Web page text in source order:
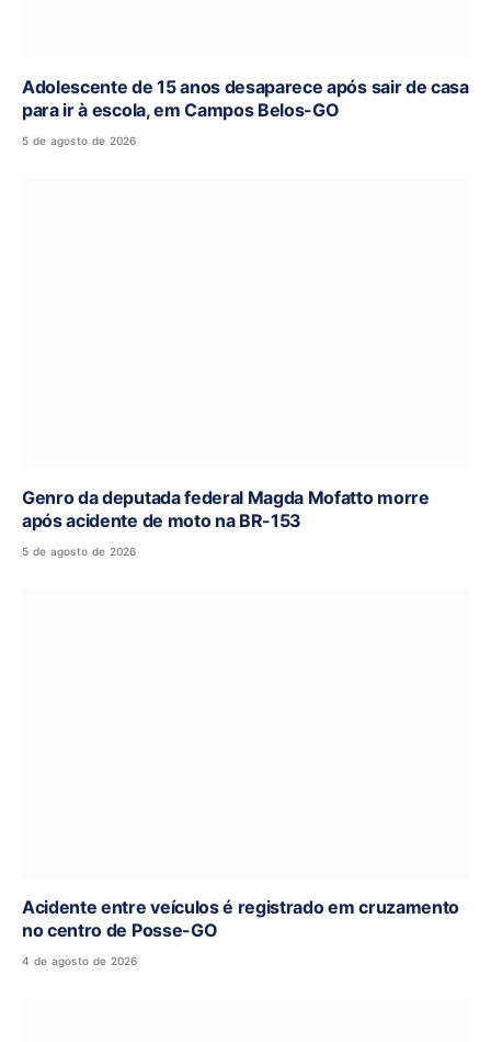
Adolescente de 15 anos desaparece após sair de casa
para ir à escola, em Campos Belos-GO
5 de agosto de 2026
Genro da deputada federal Magda Mofatto morre
após acidente de moto na BR-153
5 de agosto de 2026
Acidente entre veículos é registrado em cruzamento
no centro de Posse-GO
4 de agosto de 2026